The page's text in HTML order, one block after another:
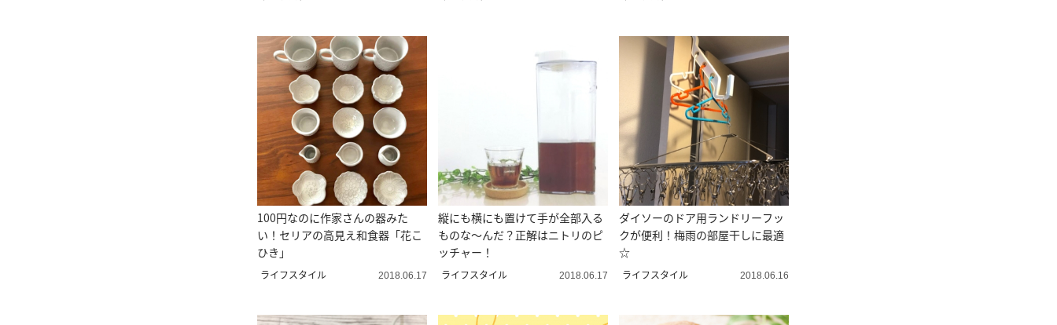
100円なのに作家さんの器みた
い！セリアの高見え和食器「花こ
ひき」
ライフスタイル 2018.06.17
縦にも横にも置けて手が全部入る
ものな～んだ？正解はニトリのピ
ッチャー！
ライフスタイル 2018.06.17
ダイソーのドア用ランドリーフッ
クが便利！梅雨の部屋干しに最適
☆
ライフスタイル 2018.06.16